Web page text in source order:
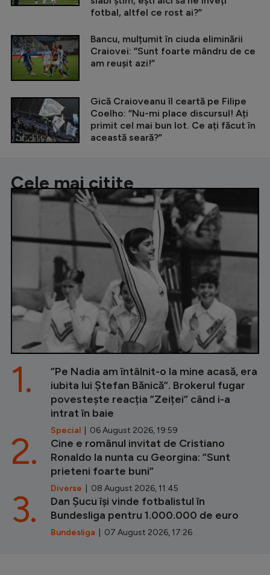
fotbal, altfel ce rost ai?”
Bancu, mulțumit în ciuda eliminării
Craiovei: ”Sunt foarte mândru de ce
am reușit azi!”
Gică Craioveanu îl ceartă pe Filipe
Coelho: ”Nu-mi place discursul! Ați
primit cel mai bun lot. Ce ați făcut în
această seară?”
Cele mai citite
”Pe Nadia am întâlnit-o la mine acasă, era
iubita lui Ștefan Bănică”. Brokerul fugar
povestește reacția ”Zeiței” când i-a
intrat în baie
Special | 06 August 2026, 19:59
1.
Cine e românul invitat de Cristiano
Ronaldo la nunta cu Georgina: ”Sunt
prieteni foarte buni”
Diverse | 08 August 2026, 11:45
2.
Dan Șucu își vinde fotbalistul în
Bundesliga pentru 1.000.000 de euro
Bundesliga | 07 August 2026, 17:26
3.